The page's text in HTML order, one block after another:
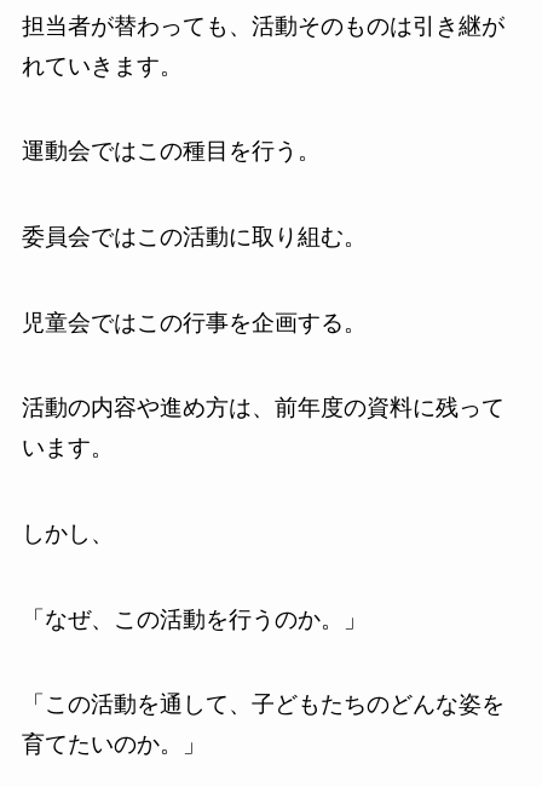
担当者が替わっても、活動そのものは引き継が
れていきます。
運動会ではこの種目を行う。
委員会ではこの活動に取り組む。
児童会ではこの行事を企画する。
活動の内容や進め方は、前年度の資料に残って
います。
しかし、
「なぜ、この活動を行うのか。」
「この活動を通して、子どもたちのどんな姿を
育てたいのか。」